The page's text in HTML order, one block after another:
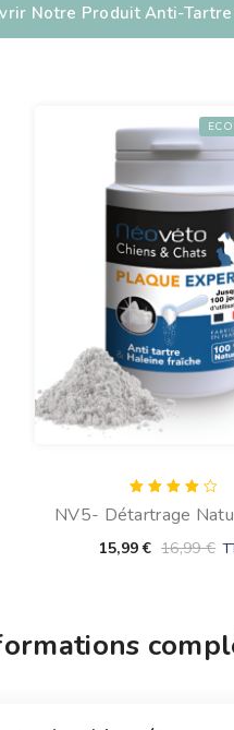
Notre Produit Anti-
4.00
NV5- Détartrage
Dents Du Chien :
15,99€ 16,99€